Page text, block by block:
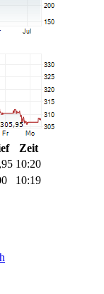
Zeit
10:20
10:19